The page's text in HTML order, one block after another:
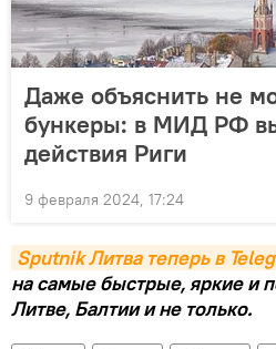
Даже объяснить не
бункеры: в МИД РФ
действия Риги
9 февраля 2024, 17:24
Sputnik Литва теперь в
на самые быстрые, яркие и
Литве, Балтии и не только.